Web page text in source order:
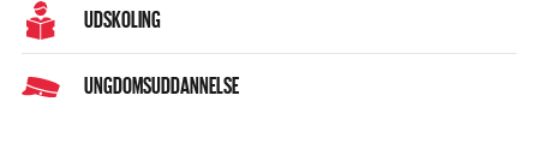
UDSKOLING
UNGDOMSUDDANNELSE